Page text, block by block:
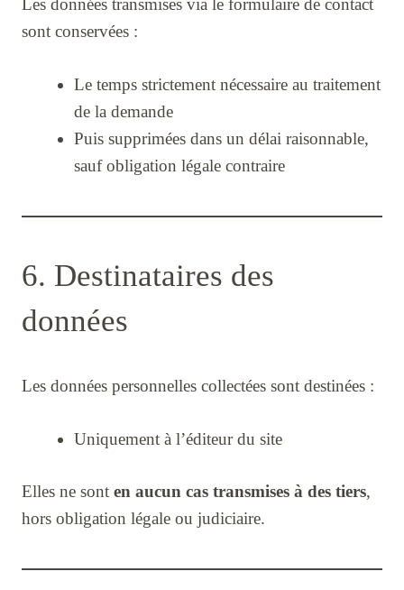
Les données transmises via le formulaire de contact
sont conservées :
Le temps strictement nécessaire au traitement
de la demande
Puis supprimées dans un délai raisonnable,
sauf obligation légale contraire
6. Destinataires des
données
Les données personnelles collectées sont destinées :
Uniquement à l’éditeur du site
Elles ne sont en aucun cas transmises à des tiers,
hors obligation légale ou judiciaire.